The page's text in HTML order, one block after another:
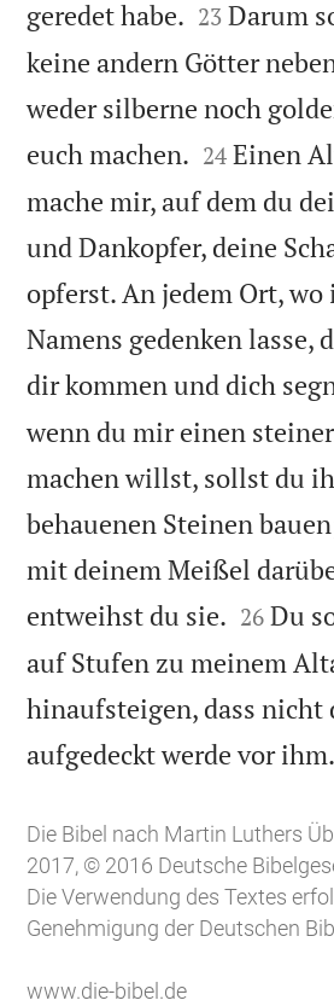
geredet habe. 

23 Darum
keine andern Götter
weder silberne noch
euch machen. 

24 Einen
mache mir, auf dem du
und Dankopfer, deine
opferst. An jedem Ort, wo
Namens gedenken lasse,
dir kommen und dich
wenn du mir einen
machen willst, sollst du
behauenen Steinen
mit deinem Meißel
entweihst du sie. 

26 Du
auf Stufen zu meinem
hinaufsteigen, dass nicht
aufgedeckt werde vor ihm.
Die Bibel nach Martin Luthers
2017, © 2016 Deutsche
Die Verwendung des Textes
Genehmigung der Deutschen
www.die-bibel.de